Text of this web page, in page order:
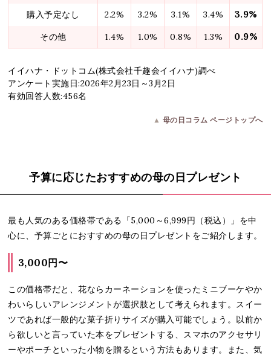
購入予定なし 2.2% 3.2% 3.1% 3.4% 3.9%
その他 1.4% 1.0% 0.8% 1.3% 0.9%
イイハナ・ドットコム(株式会社千趣会イイハナ)調べ
アンケート実施日:2026年2月23日～3月2日
有効回答人数:456名
▲ 母の日コラム ページトップへ
予算に応じたおすすめの母の日プレゼント
最も人気のある価格帯である「5,000～6,999円（税込）」を中
心に、予算ごとにおすすめの母の日プレゼントをご紹介します。
3,000円〜
この価格帯だと、花ならカーネーションを使ったミニブーケやか
わいらしいアレンジメントが選択肢として考えられます。スイー
ツであれば一般的な菓子折りサイズが購入可能でしょう。以前か
ら欲しいと言っていた本をプレゼントする、スマホのアクセサリ
ーやポーチといった小物を贈るという方法もあります。また、気